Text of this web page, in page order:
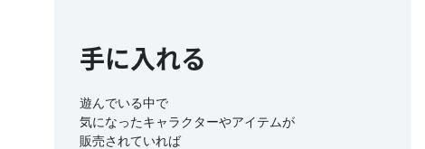
手に入れる
遊んでいる中で
気になったキャラクターやアイテムが
販売されていれば